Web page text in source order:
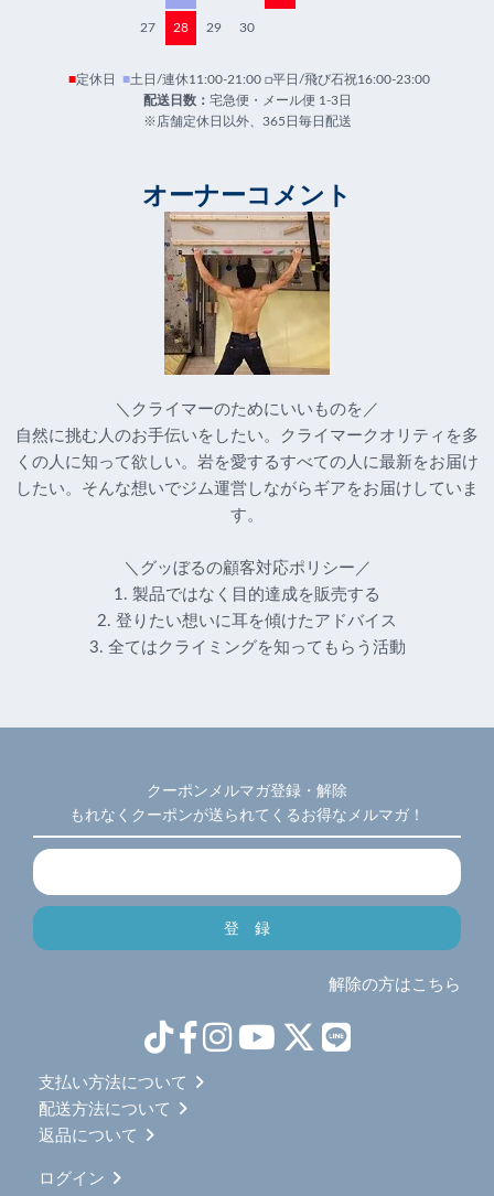
27 28 29 30
■定休日 ■土日/連休11:00-21:00 □平日/飛び石祝16:00-23:00
配送日数： 宅急便・メール便 1-3日
※店舗定休日以外、365日毎日配送
オーナーコメント
＼クライマーのためにいいものを／
自然に挑む人のお手伝いをしたい。クライマークオリティを多
くの人に知って欲しい。岩を愛するすべての人に最新をお届け
したい。そんな想いでジム運営しながらギアをお届けしていま
す。
＼グッぼるの顧客対応ポリシー／
1. 製品ではなく目的達成を販売する
2. 登りたい想いに耳を傾けたアドバイス
3. 全てはクライミングを知ってもらう活動
クーポンメルマガ登録・解除
もれなくクーポンが送られてくるお得なメルマガ！
解除の方はこちら
支払い方法について
配送方法について
返品について
ログイン